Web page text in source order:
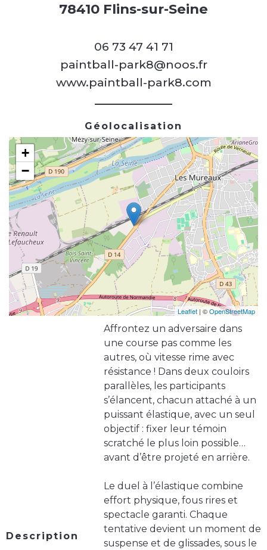
78410 Flins-sur-Seine
06 73 47 41 71
paintball-park8@noos.fr
www.paintball-park8.com
Géolocalisation
+
−
Leaflet | ©OpenStreetMap
Description
Affrontez un adversaire dans
une course pas comme les
autres, où vitesse rime avec
résistance ! Dans deux couloirs
parallèles, les participants
s’élancent, chacun attaché à un
puissant élastique, avec un seul
objectif : fixer leur témoin
scratché le plus loin possible…
avant d’être projeté en arrière.
Le duel à l’élastique combine
effort physique, fous rires et
spectacle garanti. Chaque
tentative devient un moment de
suspense et de glissades, sous le